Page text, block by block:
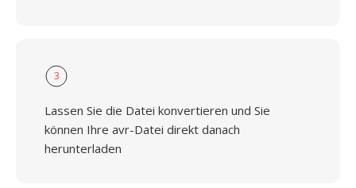
3
Lassen Sie die Datei konvertieren und Sie
können Ihre avr-Datei direkt danach
herunterladen